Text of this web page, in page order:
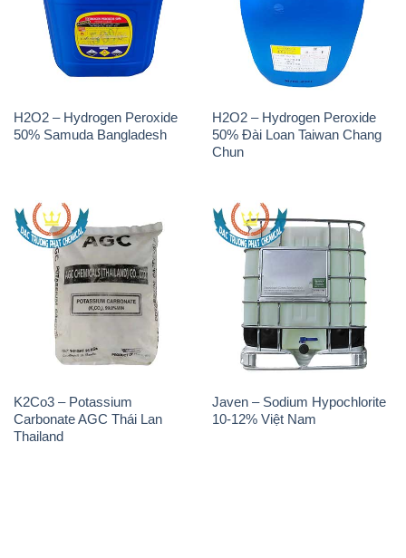
H2O2 – Hydrogen Peroxide
50% Samuda Bangladesh
H2O2 – Hydrogen Peroxide
50% Đài Loan Taiwan Chang
Chun
K2Co3 – Potassium
Carbonate AGC Thái Lan
Thailand
Javen – Sodium Hypochlorite
10-12% Việt Nam